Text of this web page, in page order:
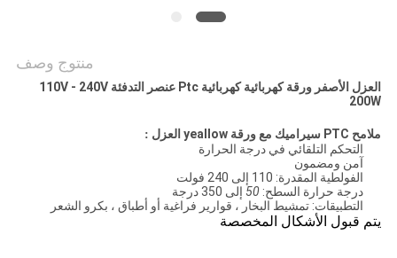
منتوج وصف
العزل الأصفر ورقة كهربائية كهربائية Ptc عنصر التدفئة 110V - 240V
200W
ملامح :
التحكم التلقائي في درجة الحرارة
آمن ومضمون
الفولطية المقدرة: 110 إلى 240 فولت
درجة حرارة السطح: 50 إلى 350 درجة
التطبيقات: تمشيط البخار ، قوارير فراغية أو أطباق ، بكرو الشعر
يتم قبول الأشكال المخصصة